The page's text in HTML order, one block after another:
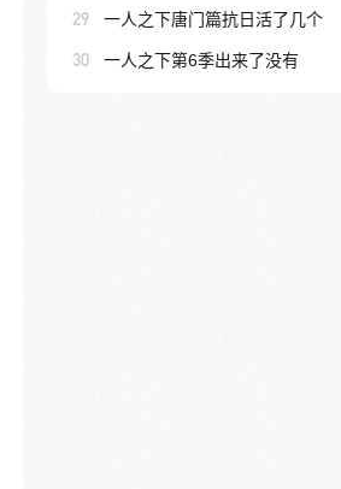
29 一人之下唐门篇抗日活了几个
30 一人之下第6季出来了没有